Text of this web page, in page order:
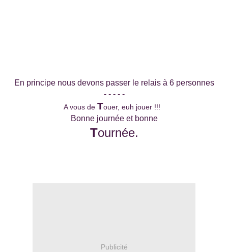
En principe nous devons passer le relais à 6 personnes
- - - - -
A vous de Touer, euh jouer !!!
Bonne journée et bonne
Tournée.
Publicité